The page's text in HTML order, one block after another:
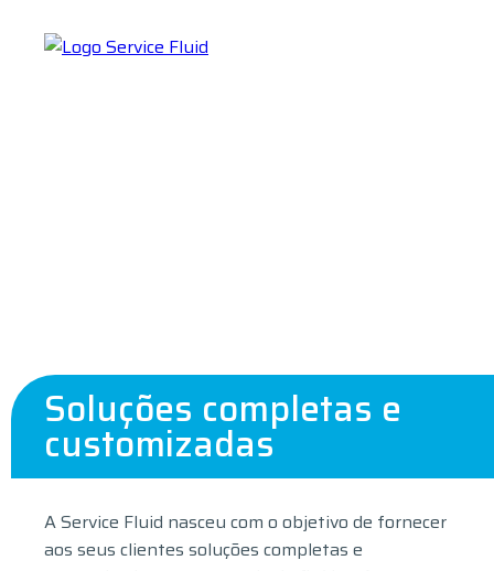
Soluções completas e
customizadas
A Service Fluid nasceu com o objetivo de fornecer
aos seus clientes soluções completas e